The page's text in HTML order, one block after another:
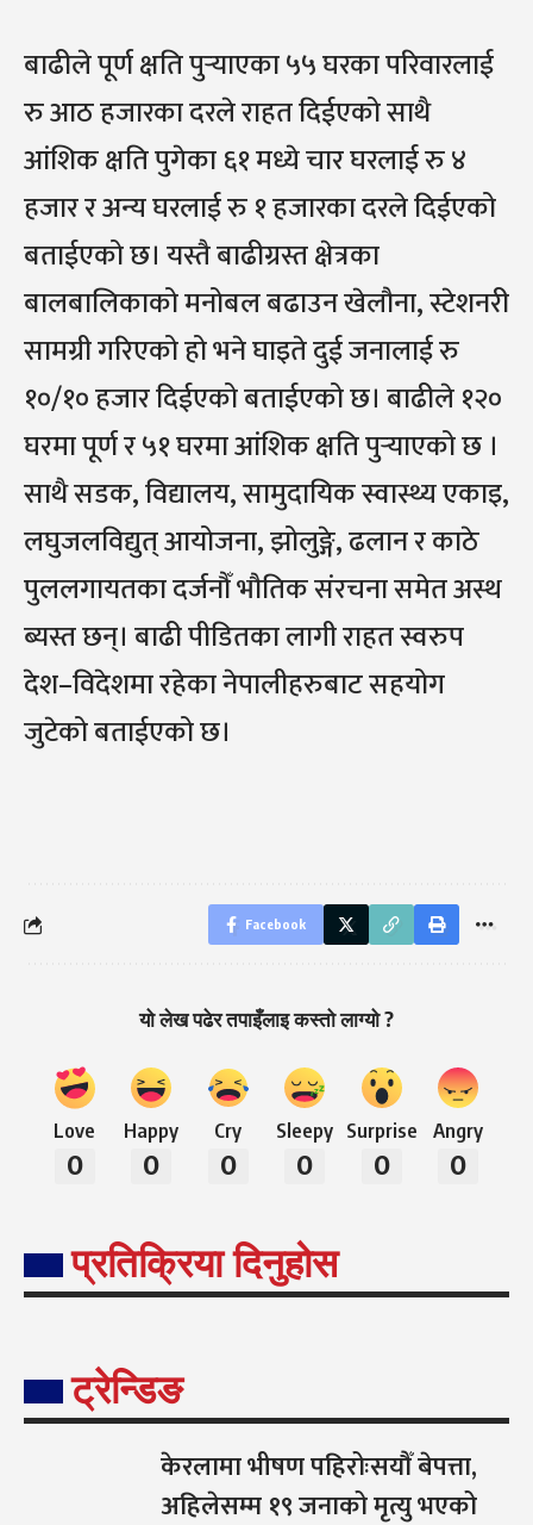
बाढीले पूर्ण क्षति पुर्‍याएका ५५ घरका परिवारलाई
रु आठ हजारका दरले राहत दिईएको साथै
आंशिक क्षति पुगेका ६१ मध्ये चार घरलाई रु ४
हजार र अन्य घरलाई रु १ हजारका दरले दिईएको
बताईएको छ। यस्तै बाढीग्रस्त क्षेत्रका
बालबालिकाको मनोबल बढाउन खेलौना, स्टेशनरी
सामग्री गरिएको हो भने घाइते दुई जनालाई रु
१०/१० हजार दिईएको बताईएको छ। बाढीले १२०
घरमा पूर्ण र ५१ घरमा आंशिक क्षति पुर्‍याएको छ ।
साथै सडक, विद्यालय, सामुदायिक स्वास्थ्य एकाइ,
लघुजलविद्युत् आयोजना, झोलुङ्गे, ढलान र काठे
पुललगायतका दर्जनौँ भौतिक संरचना समेत अस्थ
ब्यस्त छन्। बाढी पीडितका लागी राहत स्वरुप
देश–विदेशमा रहेका नेपालीहरुबाट सहयोग
जुटेको बताईएको छ।
Facebook
यो लेख पढेर तपाइँलाइ कस्तो लाग्यो ?
Love
0
Happy
0
Cry
0
Sleepy
0
Surprise
0
Angry
0
प्रतिक्रिया दिनुहोस
ट्रेन्डिङ
केरलामा भीषण पहिरोःसयौँ बेपत्ता,
अहिलेसम्म १९ जनाको मृत्यु भएको